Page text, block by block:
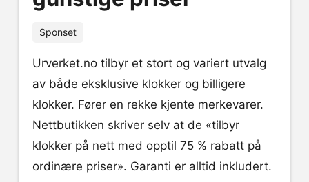
Sponset
Urverket.no tilbyr et stort og variert utvalg
av både eksklusive klokker og billigere
klokker. Fører en rekke kjente merkevarer.
Nettbutikken skriver selv at de «tilbyr
klokker på nett med opptil 75 % rabatt på
ordinære priser». Garanti er alltid inkludert.